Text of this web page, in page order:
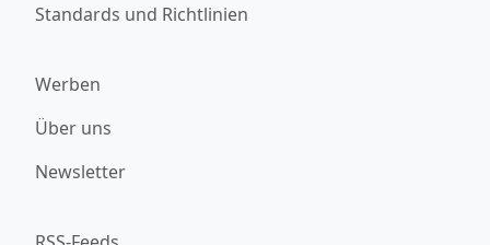
Standards und Richtlinien
Werben
Über uns
Newsletter